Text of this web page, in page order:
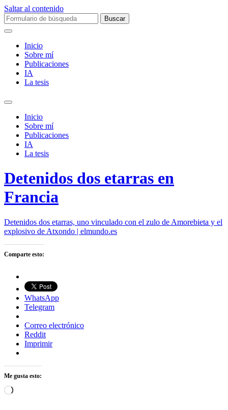
Saltar al contenido
Buscar:
Inicio
Sobre mí­
Publicaciones
IA
La tesis
Alternar
campo
búsqueda
Inicio
Sobre mí­
Publicaciones
IA
La tesis
Detenidos dos etarras en
Francia
Detenidos dos etarras, uno vinculado con el zulo de Amorebieta y el
explosivo de Atxondo | elmundo.es
Comparte esto:
WhatsApp
Telegram
Correo electrónico
Reddit
Imprimir
Me gusta esto:
Cargando...